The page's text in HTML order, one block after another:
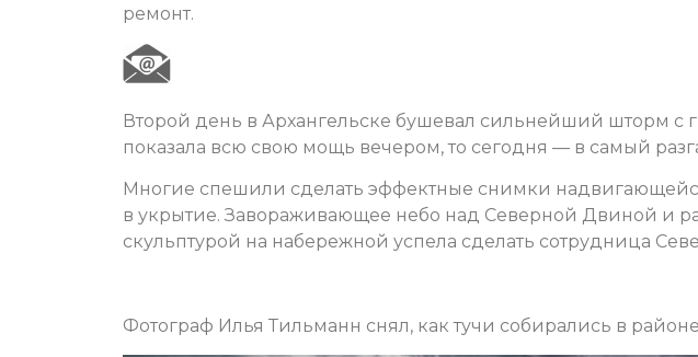
ремонт.
Второй день в Архангельске бушевал сильнейший шторм с
показала всю свою мощь вечером, то сегодня — в самый
Многие спешили сделать эффектные снимки
в укрытие. Завораживающее небо над Северной Двиной и
скульптурой на набережной успела сделать сотрудница
Фотограф Илья Тильманн снял, как тучи собирались в районе